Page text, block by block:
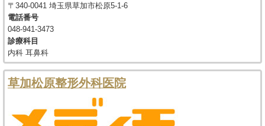
〒340-0041 埼玉県草加市松原5-1-6
電話番号
048-941-3473
診療科目
内科 耳鼻科
草加松原整形外科医院